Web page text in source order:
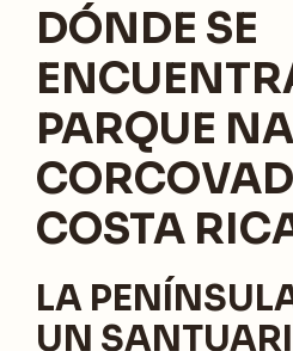
DÓNDE SE
PARQUE
COSTA
LA
UN